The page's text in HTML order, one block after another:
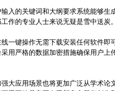
入的关键词和大纲要求系统能够生
作的专业人士来说无疑是雪中送炭。
一键操作无需下载安装任何软件即
用严格的数据加密措施确保用户上
大应用场景也将更加广泛从学术论